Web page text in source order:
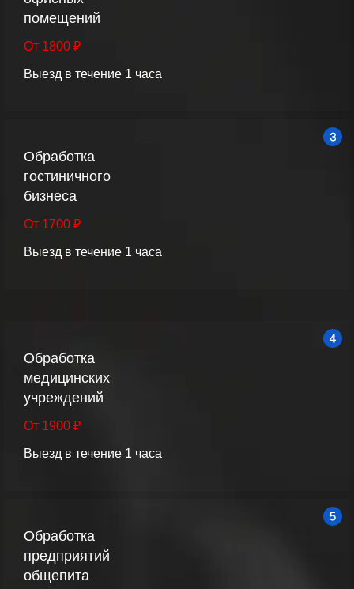
помещений
От 1800 ₽
Выезд в течение 1 часа
Обработка
гостиничного
бизнеса
От 1700 ₽
Выезд в течение 1 часа
Обработка
медицинских
учреждений
От 1900 ₽
Выезд в течение 1 часа
Обработка
предприятий
общепита